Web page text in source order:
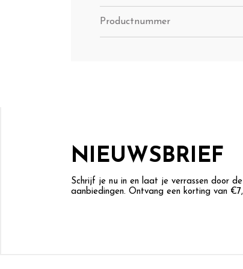
Productnummer
NIEUWSBRIEF
Schrijf je nu in en laat je verrassen door
aanbiedingen. Ontvang een korting van